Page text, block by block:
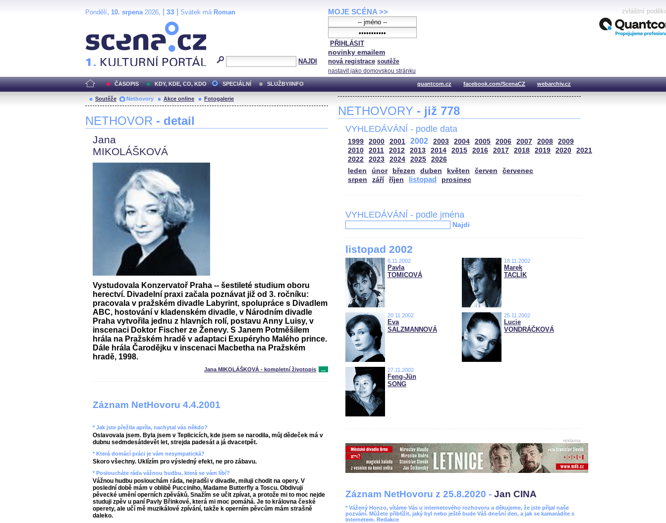
Pondělí, 10. srpena2026, | 33 Svátek má Roman
NAJDI
MOJE SCÉNA >>
PŘIHLÁSIT
novinky emailem
nová registrace soutěže
nastavit jako domovskou stránku
zvláštní
ČASOPIS KDY, KDE, CO, KDO SPECIÁLNÍ SLUŽBY/INFO quantcom.cz facebook.com/ScenaCZ webarchiv.cz
Soutěže Nethovory Akce online Fotogalerie
NETHOVOR - detail
Jana
MIKOLÁŠKOVÁ
Vystudovala Konzervatoř Praha -- šestileté studium oboru
herectví. Divadelní praxi začala poznávat již od 3. ročníku:
pracovala v pražském divadle Labyrint, spolupráce s Divadlem
ABC, hostování v kladenském divadle, v Národním divadle
Praha vytvořila jednu z hlavních rolí, postavu Anny Luisy, v
inscenaci Doktor Fischer ze Ženevy. S Janem Potměšilem
hrála na Pražském hradě v adaptaci Exupéryho Malého prince.
Dále hrála Čarodějku v inscenaci Macbetha na Pražském
hradě, 1998.
Jana MIKOLÁŠKOVÁ - kompletní životopis ...
Záznam NetHovoru 4.4.2001
* Jak jste přežila apríla, nachytal vás někdo?
Oslavovala jsem. Byla jsem v Teplicicích, kde jsem se narodila, můj dědeček má v
dubnu sedmdesátdevět let, strejda padesát a já dvacetpět.
* Která domácí práci je vám nesympatická?
Skoro všechny. Uklízím pro výsledný efekt, ne pro zábavu.
* Posloucháte ráda vážnou hudbu, která se vám líbí?
Vážnou hudbu poslouchám ráda, nejradši v divadle, miluji chodit na opery. V
poslední době mám v oblibě Pucciniho, Madame Butterfly a Toscu. Obdivuji
pěvecké umění operních zpěváků. Snažím se učit zpívat, a protože mi to moc nejde
studuji zpěv u paní Pavly Břinkové, která mi moc pomáhá. Je to královna české
operety, ale učí mě muzikálové zpívání, takže k operním pěvcům mám strašně
daleko.
NETHOVORY - již 778
VYHLEDÁVÁNÍ - podle data
1999 2000 2001 2002 2003 2004 2005 2006 2007 2008
2009
2010
2011 2012 2013 2014 2015 2016 2017 2018 2019 2020
2021
2022
2023 2024 2025
2026
leden
únor březen duben květen červen
červenec
srpen
září říjen listopad prosinec
VYHLEDÁVÁNÍ - podle jména
Najdi
listopad 2002
6.11.2002
Pavla
TOMICOVÁ
18.11.2002
Marek
TACLÍK
20.11.2002
Eva
SALZMANNOVÁ
25.11.2002
Lucie
VONDRÁČKOVÁ
27.11.2002
Feng-Jün
SONG
reklama
Záznam NetHovoru z 25.8.2020 - Jan CINA
* Vážený Honzo, vítáme Vás u internetového rozhovoru a děkujeme, že jste přijal naše
pozvání. Můžete přiblížit, jaký byl nebo ještě bude Váš dnešní den, a jak se kamarádíte s
Internetem. Redakce